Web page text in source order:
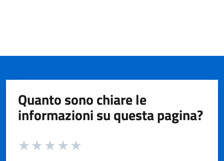
Quanto sono chiare le
informazioni su questa pagina?
Valuta da 1 a 5 stelle la pagina